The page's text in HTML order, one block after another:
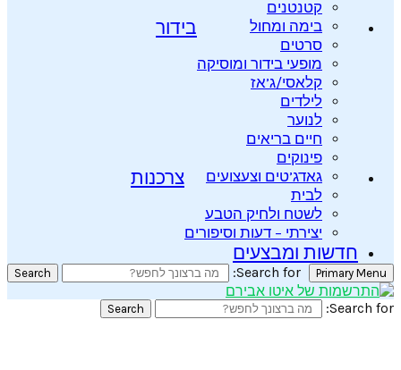
קטנטנים
בידור
בימה ומחול
סרטים
מופעי בידור ומוסיקה
קלאסי/ג’אז
לילדים
לנוער
חיים בריאים
פינוקים
צרכנות
גאדג’טים וצעצועים
לבית
לשטח ולחיק הטבע
יצירתי – דעות וסיפורים
חדשות ומבצעים
Search for:
Search Primary Menu
Search for:
Search